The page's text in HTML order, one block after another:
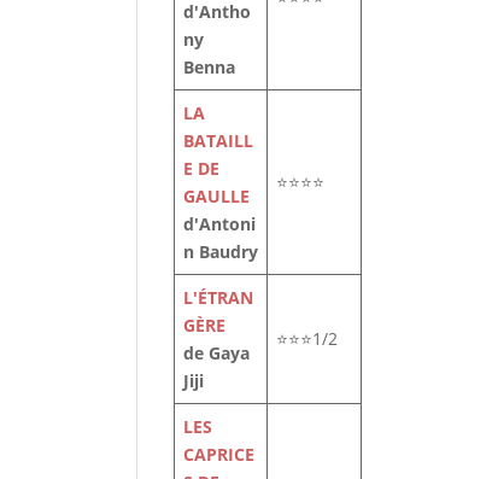
d'Antho
ny
Benna
LA
BATAILL
E DE
GAULLE
d'Antoni
n Baudry
⭐⭐⭐⭐
L'ÉTRAN
GÈRE
de Gaya
Jiji
⭐⭐⭐1/2
LES
CAPRICE